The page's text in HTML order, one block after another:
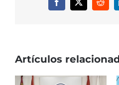
cada
y
Facebook
X
Artículos